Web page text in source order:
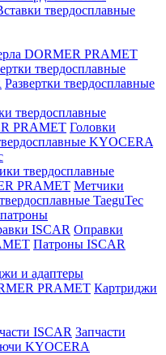
твердосплавные
DORMER PRAMET
твердосплавные
Развертки твердосплавные
твердосплавные
PRAMET Головки
KYOCERA
твердосплавные
PRAMET Метчики
TaeguTec
ISCAR Оправки
Патроны ISCAR
и адаптеры
PRAMET Картриджи
ISCAR Запчасти
KYOCERA